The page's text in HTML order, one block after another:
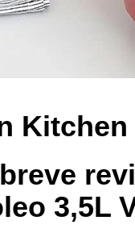
Kitchen
3,5L